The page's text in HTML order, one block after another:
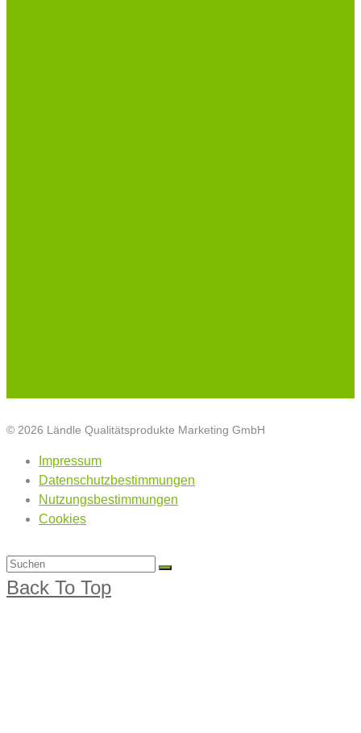
© 2026 Ländle Qualitätsprodukte Marketing GmbH
Impressum
Datenschutzbestimmungen
Nutzungsbestimmungen
Cookies
Back To Top